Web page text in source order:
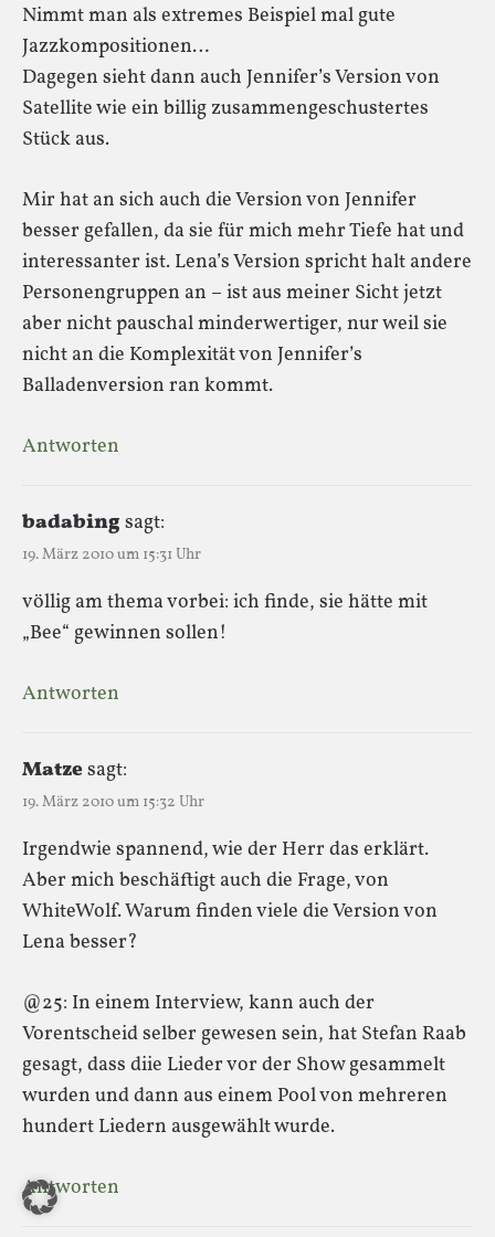
Nimmt man als extremes Beispiel mal gute
Jazzkompositionen…
Dagegen sieht dann auch Jennifer’s Version von
Satellite wie ein billig zusammengeschustertes
Stück aus.
Mir hat an sich auch die Version von Jennifer
besser gefallen, da sie für mich mehr Tiefe hat und
interessanter ist. Lena’s Version spricht halt andere
Personengruppen an – ist aus meiner Sicht jetzt
aber nicht pauschal minderwertiger, nur weil sie
nicht an die Komplexität von Jennifer’s
Balladenversion ran kommt.
Antworten
badabingsagt:
19. März 2010 um 15:31 Uhr
völlig am thema vorbei: ich finde, sie hätte mit
„Bee“ gewinnen sollen!
Antworten
Matzesagt:
19. März 2010 um 15:32 Uhr
Irgendwie spannend, wie der Herr das erklärt.
Aber mich beschäftigt auch die Frage, von
WhiteWolf. Warum finden viele die Version von
Lena besser?
@25: In einem Interview, kann auch der
Vorentscheid selber gewesen sein, hat Stefan Raab
gesagt, dass diie Lieder vor der Show gesammelt
wurden und dann aus einem Pool von mehreren
hundert Liedern ausgewählt wurde.
Antworten